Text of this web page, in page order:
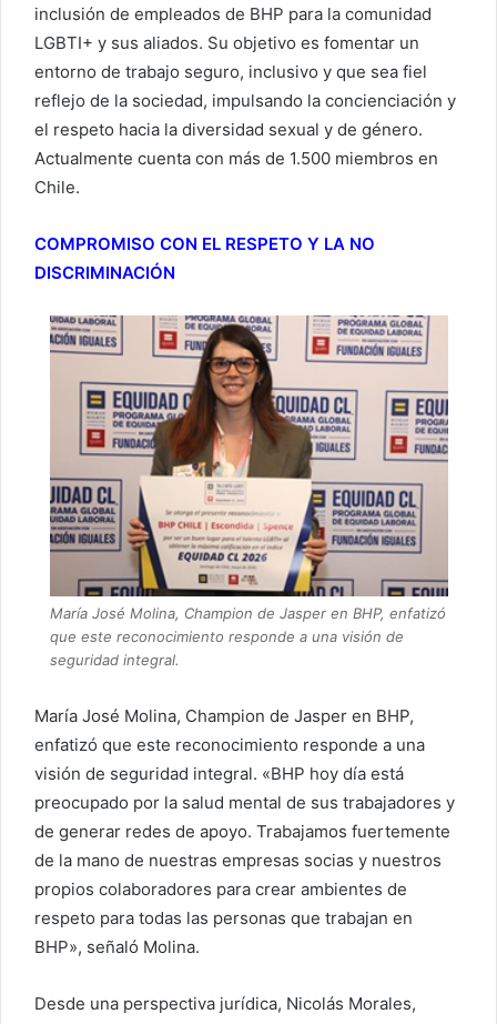
inclusión de empleados de BHP para la comunidad
LGBTI+ y sus aliados. Su objetivo es fomentar un
entorno de trabajo seguro, inclusivo y que sea fiel
reflejo de la sociedad, impulsando la concienciación y
el respeto hacia la diversidad sexual y de género.
Actualmente cuenta con más de 1.500 miembros en
Chile.
COMPROMISO CON EL RESPETO Y LA NO
DISCRIMINACIÓN
María José Molina, Champion de Jasper en BHP, enfatizó
que este reconocimiento responde a una visión de
seguridad integral.
María José Molina, Champion de Jasper en BHP,
enfatizó que este reconocimiento responde a una
visión de seguridad integral. «BHP hoy día está
preocupado por la salud mental de sus trabajadores y
de generar redes de apoyo. Trabajamos fuertemente
de la mano de nuestras empresas socias y nuestros
propios colaboradores para crear ambientes de
respeto para todas las personas que trabajan en
BHP», señaló Molina.
Desde una perspectiva jurídica, Nicolás Morales,